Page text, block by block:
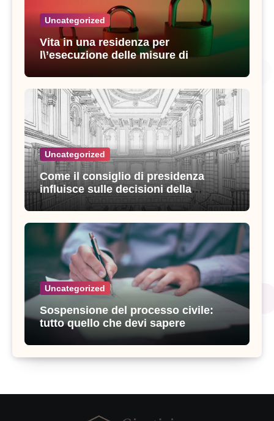
Uncategorized
Vita in una residenza per
l\’esecuzione delle misure di
Uncategorized
Come il consiglio di presidenza
influisce sulle decisioni della
giustizia amministrativa
Uncategorized
Sospensione del processo civile:
tutto quello che devi sapere